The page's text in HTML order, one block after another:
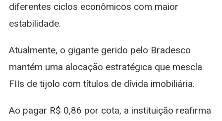
diferentes ciclos econômicos com maior
estabilidade.
Atualmente, o gigante gerido pelo Bradesco
mantém uma alocação estratégica que mescla
FIIs de tijolo com títulos de dívida imobiliária.
Ao pagar R$ 0,86 por cota, a instituição reafirma